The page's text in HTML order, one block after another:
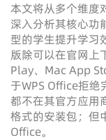
本文将从多个维度
深入分析其核心功
型的学生提升学习
版除可以在官网
Play、Mac App
于WPS Office拒
都不在其官方应用
格式的安装包；但
Office。